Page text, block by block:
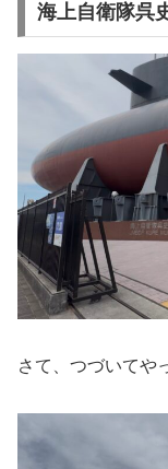
海上自衛隊呉
さて、つづいてや